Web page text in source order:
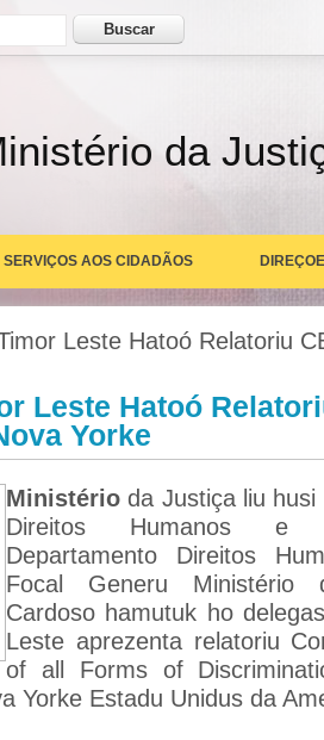
Buscar
da
SERVIÇOS AOS CIDADÃOS
Leste Hatoó Relatoriu
Leste Hatoó
Yorke
Ministério da Justiça liu husi
Direitos Humanos e
Departamento Direitos
Focal Generu Ministério
Cardoso hamutuk ho
Leste aprezenta relatoriu
of all Forms of
Yorke Estadu Unidus da